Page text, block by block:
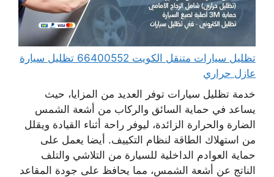
تظليل سيارات متنقل الكويت 66400552 تظليل سيارة
عازل حراري
خدمة تظليل سيارات توفر العديد من المزايا، حيث
يساعد في حماية السائق والركاب من أشعة الشمس
الضارة والحرارة الزائدة، ليوفر راحة أثناء القيادة ويقلل
من استهلاك الطاقة لنظام التكييف. أيضا يعمل على
حماية العوادم الداخلية للسيارة من التلاشي والتلف
الناتج عن أشعة الشمس، مما يحافظ على جودة المقاعد